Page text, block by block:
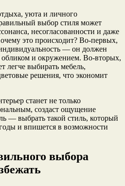
уюта и личного
выбор стиля может
несогласованности и даже
это происходит? Во-первых,
— он должен
и окружением. Во-вторых,
легче выбирать мебель,
решения, что экономит
станет не только
создаст ощущение
— выбрать такой стиль, который
и впишется в возможности
выбора